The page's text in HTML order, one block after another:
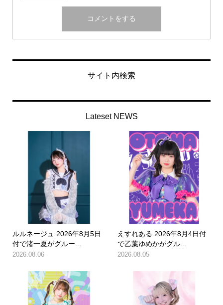
サイト内検索
Lateset NEWS
ルルネージュ 2026年8月5日
付で渚一夏がグルー...
2026.08.06
えすれある 2026年8月4日付
で乙葉ゆめかがグル...
2026.08.05